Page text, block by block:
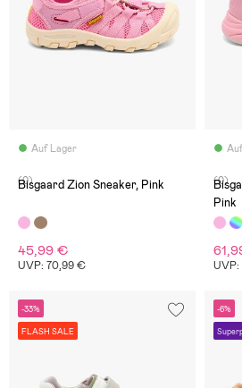
Auf Lager
(0)
Bisgaard Zion Sneaker, Pink
45,99 €
UVP: 70,99 €
(0)
Pink
UVP:
-33%
FLASH SALE
-6%